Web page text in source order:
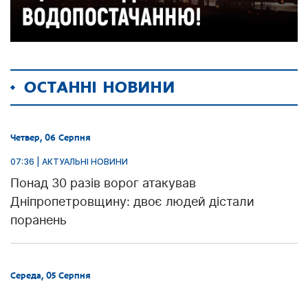
ОСТАННІ НОВИНИ
Четвер, 06 Серпня
07:36 | АКТУАЛЬНІ НОВИНИ
Понад 30 разів ворог атакував
Дніпропетровщину: двоє людей дістали
поранень
Середа, 05 Серпня